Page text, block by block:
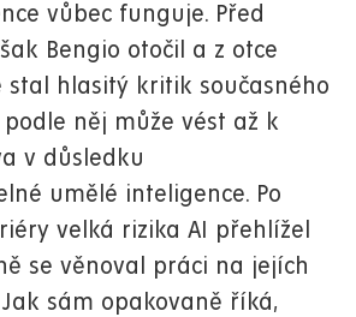
vůbec funguje. Před
Bengio otočil a z otce
stal hlasitý kritik současného
něj může vést až k
v důsledku
umělé inteligence. Po
velká rizika AI přehlížel
se věnoval práci na jejích
sám opakovaně říká,